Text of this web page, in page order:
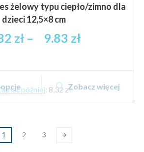
żelowy typu ciepło/zimno dla
dzieci 12,5×8 cm
zł – 9.83 złZakres
8.32 zł
brutto
do
później: 8,32 zł
produkt
ma
Zobacz więcej
1 2 3